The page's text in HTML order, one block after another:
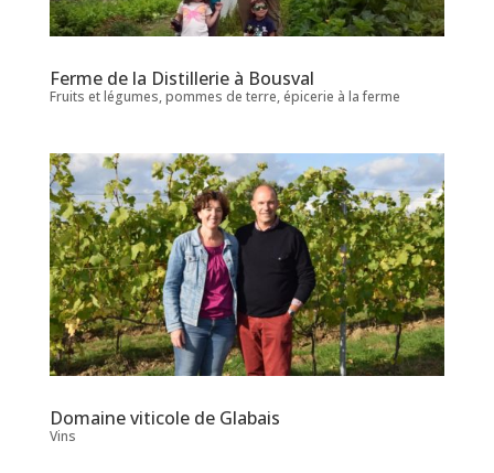
Ferme de la Distillerie à Bousval
Fruits et légumes, pommes de terre, épicerie à la ferme
Domaine viticole de Glabais
Vins